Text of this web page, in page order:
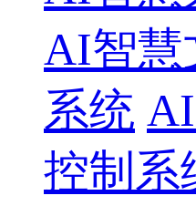
AI智慧
系统
控制系